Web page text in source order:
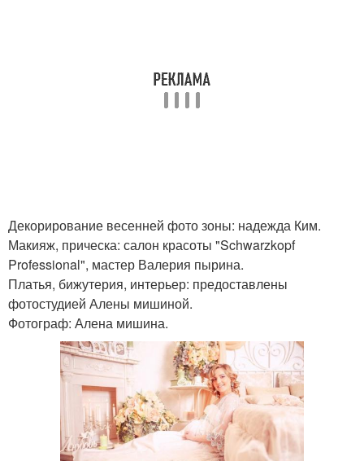
Декорирование весенней фото зоны: надежда Ким.
Макияж, прическа: салон красоты "Schwarzkopf
Professional", мастер Валерия пырина.
Платья, бижутерия, интерьер: предоставлены
фотостудией Алены мишиной.
Фотограф: Алена мишина.